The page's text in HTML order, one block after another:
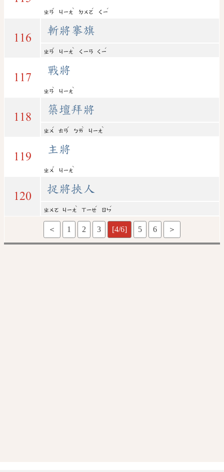
ㄓㄢ
ˇ
ㄐㄧㄤ
ˋ
ㄉㄨㄛ
ˊ
ㄑㄧ
ˊ
116
斬將搴旗
ㄓㄢ
ˇ
ㄐㄧㄤ
ˋ
ㄑㄧㄢ ㄑㄧ
ˊ
117
戰將
ㄓㄢ
ˋ
ㄐㄧㄤ
ˋ
118
築壇拜將
ㄓㄨ
ˊ
ㄊㄢ
ˊ
ㄅㄞ
ˋ
ㄐㄧㄤ
ˋ
119
主將
ㄓㄨ
ˇ
ㄐㄧㄤ
ˋ
120
捉將挾人
ㄓㄨㄛ ㄐㄧㄤ
ˋ
ㄒㄧㄝ
ˊ
ㄖㄣ
ˊ
＜ 1 2 3 [4/6] 5 6 ＞